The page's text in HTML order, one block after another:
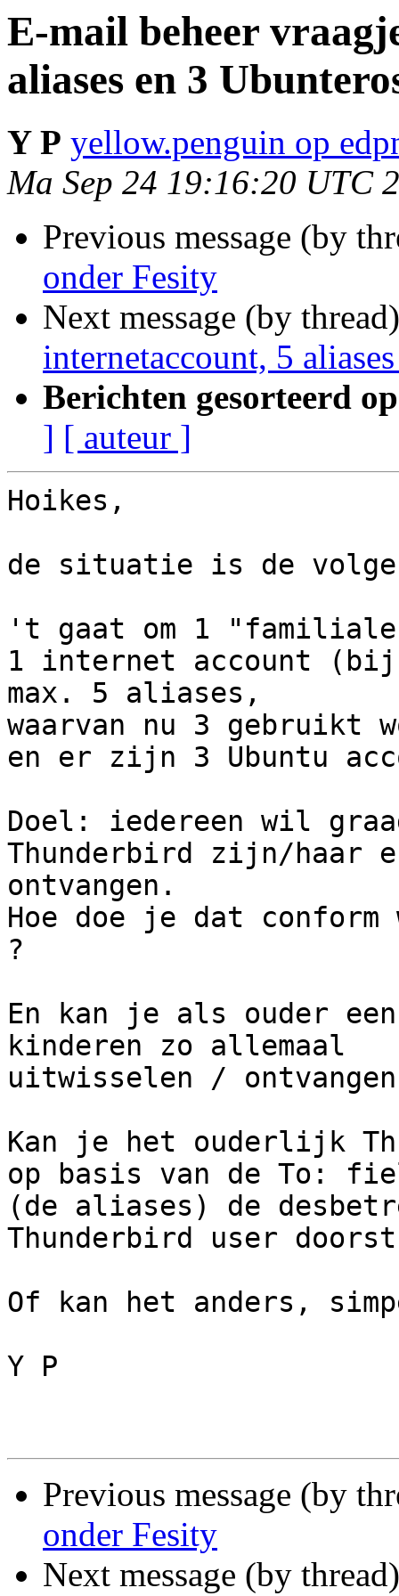
E-mail beheer
aliases en 3
Y P yellow.penguin op
Ma Sep 24 19:16:20 UTC
Previous message (by
onder Fesity
Next message (by
internetaccount, 5
Berichten gesorteerd
] [ auteur ]
Hoikes,
de situatie is de
't gaat om 1
1 internet account
max. 5 aliases,
waarvan nu 3 gebruikt
en er zijn 3 Ubuntu
Doel: iedereen wil
Thunderbird zijn/haar
ontvangen.
Hoe doe je dat conform
?
En kan je als ouder
kinderen zo allemaal
uitwisselen /
Kan je het ouderlijk
op basis van de To:
(de aliases) de
Thunderbird user
Of kan het anders,
Y P
Previous message (by
onder Fesity
Next message (by